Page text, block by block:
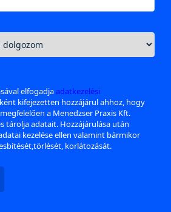
elfogadjaadatkezelési
kifejezetten hozzájárul ahhoz, hogy
a Menedzser Praxis Kft.
tárolja adatait. Hozzájárulása után
kezelése ellen valamint bármikor
korlátozását.